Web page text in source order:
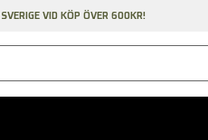
VID KÖP ÖVER 600KR!